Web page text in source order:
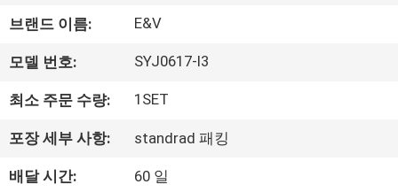
회
사
소
공
브랜드 이름: E&V
모델 번호: SYJ0617-I3
최소 주문 수량: 1SET
포장 세부 사항: standrad 패킹
배달 시간: 60 일